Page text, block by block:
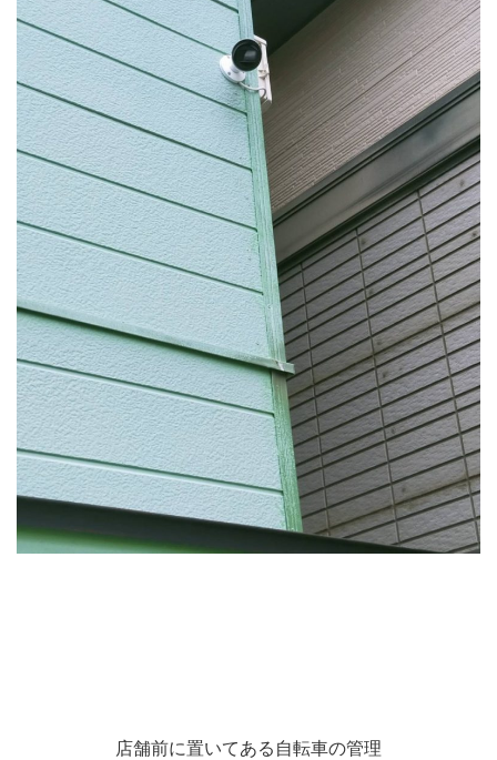
店舗前に置いてある自転車の管理